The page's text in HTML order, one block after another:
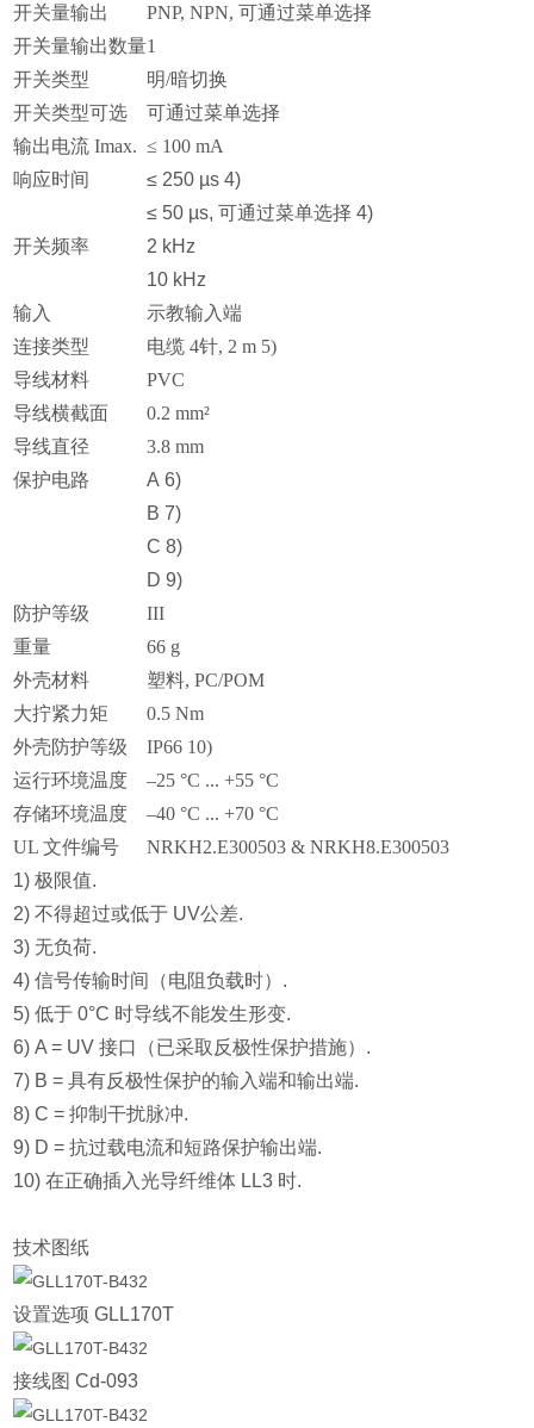
开关量输出
PNP, NPN, 可通过菜单选择
开关量输出数量1
开关类型
明/暗切换
开关类型可选
可通过菜单选择
输出电流 Imax. ≤ 100 mA
响应时间
≤ 250 µs 4)
≤ 50 µs, 可通过菜单选择 4)
开关频率
2 kHz
10 kHz
输入
示教输入端
连接类型
电缆 4针, 2 m 5)
导线材料
PVC
导线横截面
0.2 mm²
导线直径
3.8 mm
保护电路
A 6)
B 7)
C 8)
D 9)
防护等级
III
重量
66 g
外壳材料
塑料, PC/POM
大拧紧力矩
0.5 Nm
外壳防护等级
IP66 10)
运行环境温度
–25 °C ... +55 °C
存储环境温度
–40 °C ... +70 °C
UL 文件编号
NRKH2.E300503 & NRKH8.E300503
1) 极限值.
2) 不得超过或低于 UV公差.
3) 无负荷.
4) 信号传输时间（电阻负载时）.
5) 低于 0°C 时导线不能发生形变.
6) A = UV 接口（已采取反极性保护措施）.
7) B = 具有反极性保护的输入端和输出端.
8) C = 抑制干扰脉冲.
9) D = 抗过载电流和短路保护输出端.
10) 在正确插入光导纤维体 LL3 时.
技术图纸
设置选项 GLL170T
接线图 Cd-093